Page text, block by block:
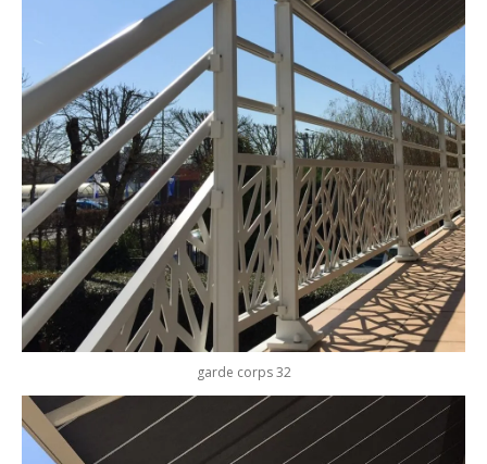
garde corps 32